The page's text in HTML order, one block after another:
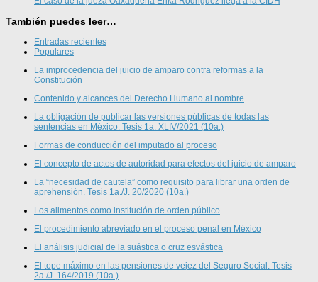
También puedes leer…
Entradas recientes
Populares
La improcedencia del juicio de amparo contra reformas a la
Constitución
Contenido y alcances del Derecho Humano al nombre
La obligación de publicar las versiones públicas de todas las
sentencias en México. Tesis 1a. XLIV/2021 (10a.)
Formas de conducción del imputado al proceso
El concepto de actos de autoridad para efectos del juicio de amparo
La “necesidad de cautela” como requisito para librar una orden de
aprehensión. Tesis 1a./J. 20/2020 (10a.)
Los alimentos como institución de orden público
El procedimiento abreviado en el proceso penal en México
El análisis judicial de la suástica o cruz esvástica
El tope máximo en las pensiones de vejez del Seguro Social. Tesis
2a./J. 164/2019 (10a.)